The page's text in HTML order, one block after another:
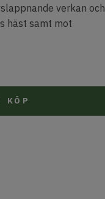
verkan och
häst samt mot
KÖP